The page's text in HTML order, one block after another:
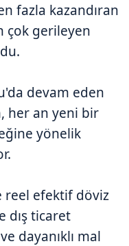
fazla kazandıran
çok gerileyen
devam eden
her an yeni bir
yönelik
reel efektif döviz
dış ticaret
dayanıklı mal